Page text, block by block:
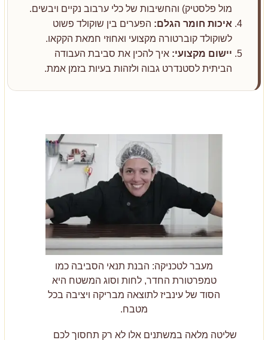
מול פלסטיק) והחשיבות של כלי ערבוב נקיים ויבשים.
איכות חומר הגלם: הפערים בין שוקולד פשוט
לשוקולד קוברטורה מקצועי ואחוזי חמאת הקקאו.
יישום מקצועי: איך להכין את סביבת העבודה
הביתית לסטנדרט גבוה ולזהות בעיות בזמן אמת.
מעבר לטכניקה: הבנת תנאי הסביבה כמו
טמפרטורת החדר, לחות וסוג המשטח היא
הסוד של עינביז לתוצאה מבריקה ויציבה בכל
מטבח.
שליטה מלאה במשתנים אלו לא רק תחסוך לכם